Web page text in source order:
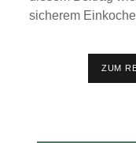
sicherem
ZUM